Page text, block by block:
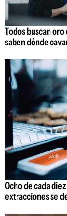
Todos buscan
saben dónde
Ocho de cada
extracciones se